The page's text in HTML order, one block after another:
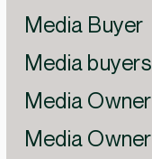
Media Buyer
Media buyers
Media Owner
Media Owner